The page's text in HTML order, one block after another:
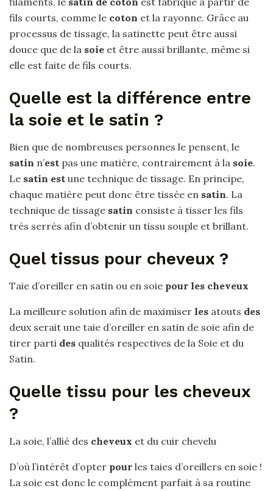
fils courts, comme le coton et la rayonne. Grâce au
processus de tissage, la satinette peut être aussi
douce que de la soie et être aussi brillante, même si
elle est faite de fils courts.
Quelle est la différence entre
la soie et le satin ?
Bien que de nombreuses personnes le pensent, le
satin n’est pas une matière, contrairement à la soie.
Le satin est une technique de tissage. En principe,
chaque matière peut donc être tissée en satin. La
technique de tissage satin consiste à tisser les fils
très serrés afin d’obtenir un tissu souple et brillant.
Quel tissus pour cheveux ?
Taie d’oreiller en satin ou en soie pour les cheveux
La meilleure solution afin de maximiser les atouts des
deux serait une taie d’oreiller en satin de soie afin de
tirer parti des qualités respectives de la Soie et du
Satin.
Quelle tissu pour les cheveux
?
La soie, l’allié des cheveux et du cuir chevelu
D’où l’intérêt d’opter pour les taies d’oreillers en soie !
La soie est donc le complément parfait à sa routine